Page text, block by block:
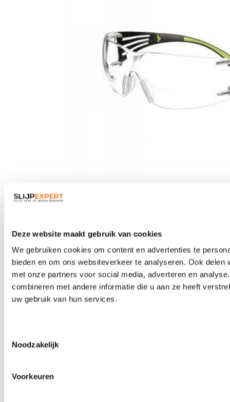
Deze website maakt gebruik van cookies
We gebruiken cookies om content en advertenties te
bieden en om ons websiteverkeer te analyseren. Ook
met onze partners voor social media, adverteren en
combineren met andere informatie die u aan ze heeft
uw gebruik van hun services.
Noodzakelijk
Voorkeuren